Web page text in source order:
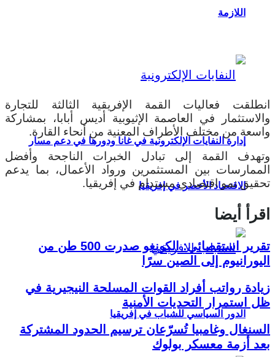
اللازمة
إدارة النفايات الإلكترونية في غانا ودورها في دعم مسار
الاقتصاد الأخضر في إفريقيا
الدور السياسي للشباب في إفريقيا
انطلقت فعاليات القمة الإفريقية الثالثة للتجارة
والاستثمار في العاصمة الإثيوبية أديس أبابا، بمشاركة
واسعة من مختلف الأطراف المعنية من أنحاء القارة.
وتهدف القمة إلى تبادل الخبرات الناجحة وأفضل
الممارسات بين المستثمرين ورواد الأعمال، بما يدعم
تحقيق نمو اقتصادي مستدام في إفريقيا.
اقرأ أيضا
تقرير استقصائي: الكونغو صدرت 500 طن من
اليورانيوم إلى الصين سرًا
زيادة رواتب أفراد القوات المسلحة النيجيرية في
ظل استمرار التحديات الأمنية
السنغال وغامبيا تُسرّعان ترسيم الحدود المشتركة
بعد أزمة معسكر بولوك